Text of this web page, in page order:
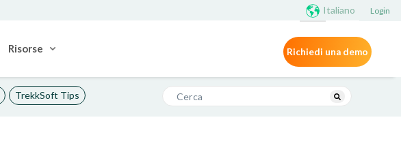
Italiano
Risorse
Login
Richiedi una demo
TrekkSoft Tips Questo è un campo di ricerca con una funzionalità